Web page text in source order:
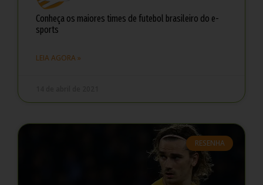
Conheça os maiores times de futebol brasileiro do e-
sports
LEIA AGORA »
RESENHA